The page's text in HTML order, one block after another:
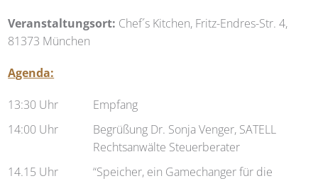
Veranstaltungsort: Chef´s Kitchen, Fritz-Endres-Str. 4,
81373 München
Agenda:
13:30 Uhr
Empfang
14:00 Uhr
Begrüßung Dr. Sonja Venger, SATELL
Rechtsanwälte Steuerberater
14.15 Uhr
“Speicher, ein Gamechanger für die